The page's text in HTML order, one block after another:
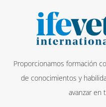
Proporcionamos formación
de conocimientos y
avanzar en